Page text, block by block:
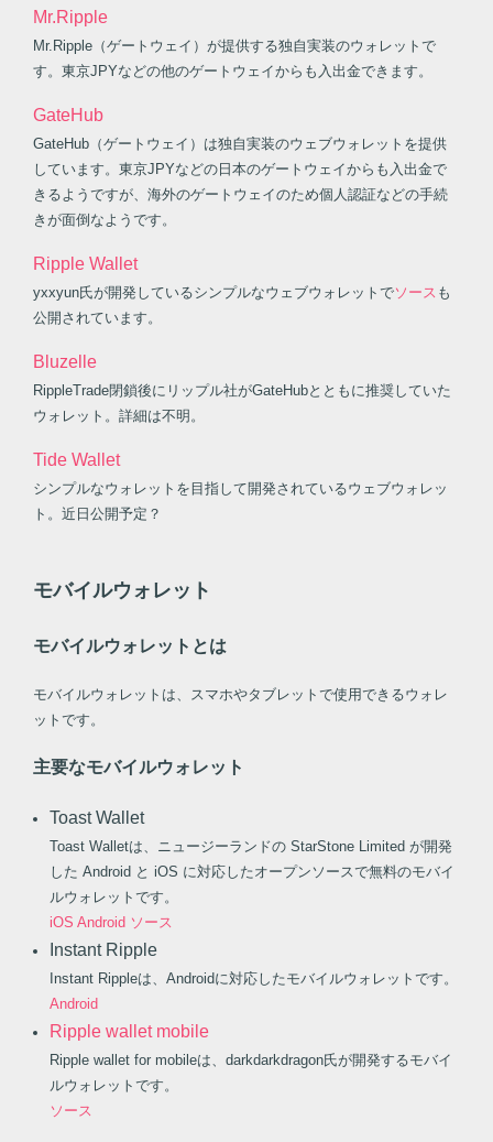
Mr.Ripple
Mr.Ripple（ゲートウェイ）が提供する独自実装のウォレットで
す。東京JPYなどの他のゲートウェイからも入出金できます。
GateHub
GateHub（ゲートウェイ）は独自実装のウェブウォレットを提供
しています。東京JPYなどの日本のゲートウェイからも入出金で
きるようですが、海外のゲートウェイのため個人認証などの手続
きが面倒なようです。
Ripple Wallet
yxxyun氏が開発しているシンプルなウェブウォレットでソース も
公開されています。
Bluzelle
RippleTrade閉鎖後にリップル社がGateHubとともに推奨していた
ウォレット。詳細は不明。
Tide Wallet
シンプルなウォレットを目指して開発されているウェブウォレッ
ト。近日公開予定？
モバイルウォレット
モバイルウォレットとは
モバイルウォレットは、スマホやタブレットで使用できるウォレ
ットです。
主要なモバイルウォレット
Toast Wallet
Toast Walletは、ニュージーランドの StarStone Limited が開発
した Android と iOS に対応したオープンソースで無料のモバイ
ルウォレットです。
iOS Android ソース
Instant Ripple
Instant Rippleは、Androidに対応したモバイルウォレットです。
Android
Ripple wallet mobile
Ripple wallet for mobileは、darkdarkdragon氏が開発するモバイ
ルウォレットです。
ソース